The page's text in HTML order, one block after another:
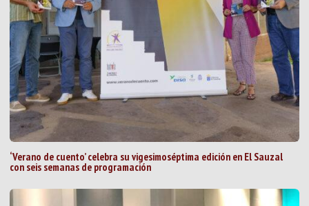
‘Verano de cuento’ celebra su vigesimoséptima edición en El Sauzal
con seis semanas de programación